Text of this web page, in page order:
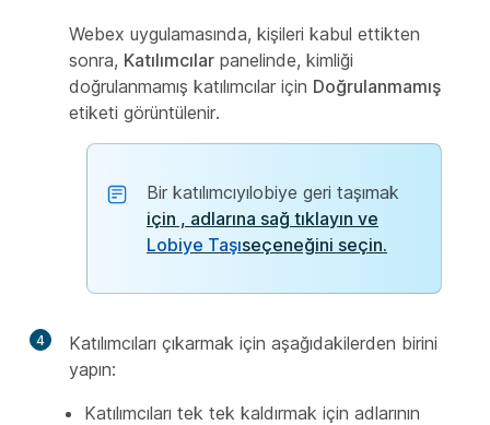
Webex uygulamasında, kişileri kabul ettikten
sonra, Katılımcılar panelinde, kimliği
doğrulanmamış katılımcılar için Doğrulanmamış
etiketi görüntülenir.
Bir katılımcıyılobiye geri taşımak
için , adlarına sağ tıklayın ve
Lobiye Taşıseçeneğini seçin.
4
Katılımcıları çıkarmak için aşağıdakilerden birini
yapın:
Katılımcıları tek tek kaldırmak için adlarının